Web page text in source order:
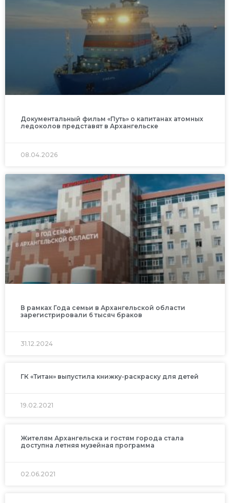
Документальный фильм «Путь» о капитанах атомных
ледоколов представят в Архангельске
08.04.2026
В рамках Года семьи в Архангельской области
зарегистрировали 6 тысяч браков
31.12.2024
ГК «Титан» выпустила книжку-раскраску для детей
19.02.2021
Жителям Архангельска и гостям города стала
доступна летняя музейная программа
02.06.2021